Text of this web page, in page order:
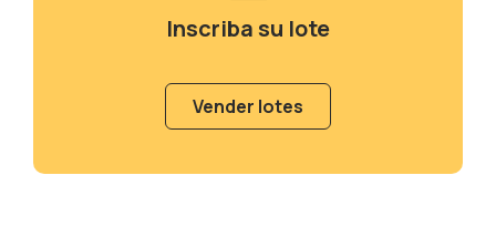
Inscriba su lote
Vender lotes